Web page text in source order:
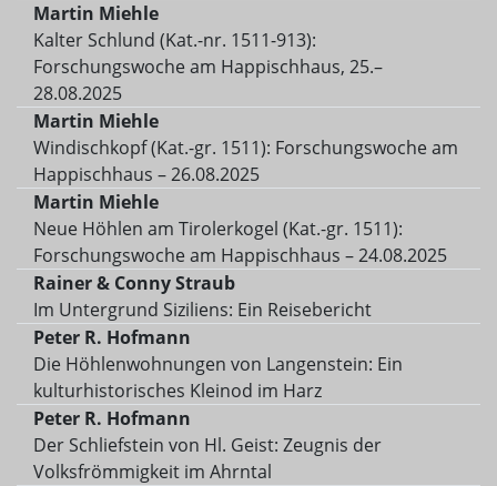
Martin Miehle
Kalter Schlund (Kat.-nr. 1511-913):
Forschungswoche am Happischhaus, 25.–
28.08.2025
Martin Miehle
Windischkopf (Kat.-gr. 1511): Forschungswoche am
Happischhaus – 26.08.2025
Martin Miehle
Neue Höhlen am Tirolerkogel (Kat.-gr. 1511):
Forschungswoche am Happischhaus – 24.08.2025
Rainer & Conny Straub
Im Untergrund Siziliens: Ein Reisebericht
Peter R. Hofmann
Die Höhlenwohnungen von Langenstein: Ein
kulturhistorisches Kleinod im Harz
Peter R. Hofmann
Der Schliefstein von Hl. Geist: Zeugnis der
Volksfrömmigkeit im Ahrntal